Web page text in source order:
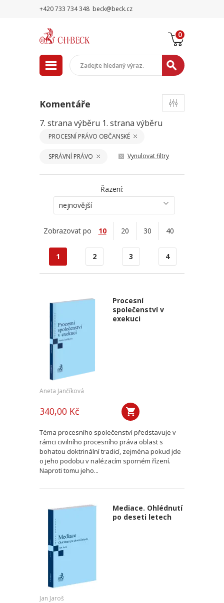
+420 733 734 348 beck@beck.cz
0
Komentáře
7. strana výběru 1. strana výběru
PROCESNÍ PRÁVO OBČANSKÉ
SPRÁVNÍ PRÁVO Vynulovat filtry
Řazení:
nejnovější
Zobrazovat po 10 20 30 40
1 2 3 4
Procesní
společenství v
exekuci
Aneta Jančíková
340,00 Kč
Téma procesního společenství představuje v
rámci civilního procesního práva oblast s
bohatou doktrinální tradicí, zejména pokud jde
o jeho podobu v nalézacím sporném řízení.
Naproti tomu jeho...
Mediace. Ohlédnutí
po deseti letech
Jan Jaroš